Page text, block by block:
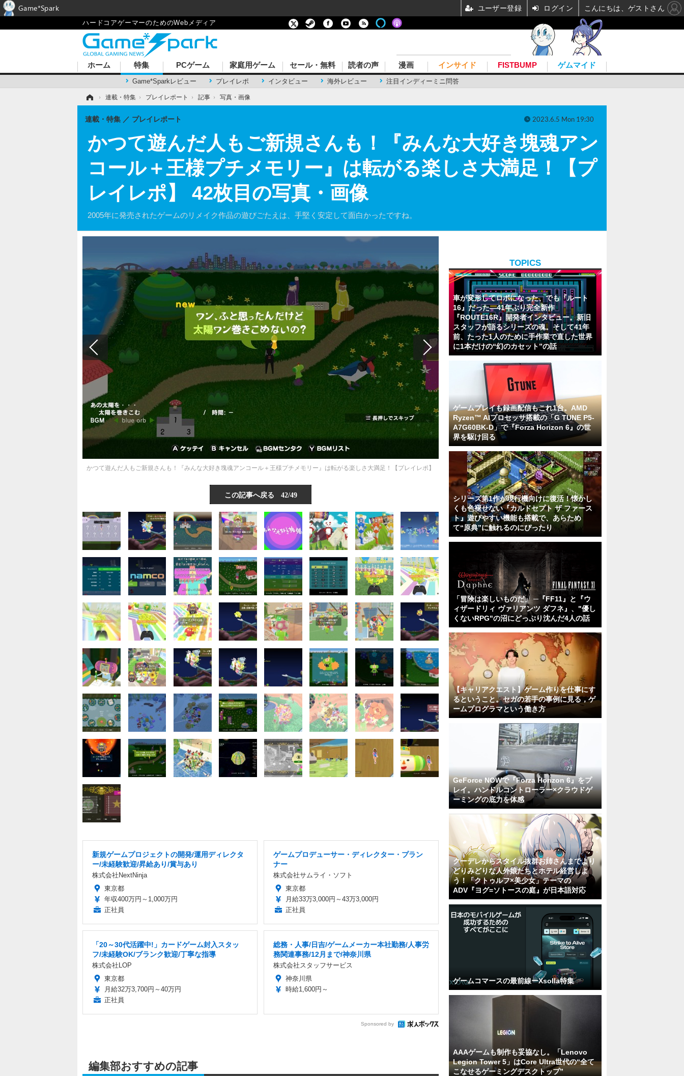
ハードコアゲーマーのためのWebメディア
ホーム 特集
Game*Sparkレビュー プレイレポ インタビュー 海外レビュー 注目インディーミニ問答
PCゲーム 家庭用ゲーム セール・無料 読者の声 漫画 インサイド FISTBUMP ゲムマイド
› 連載・特集 › プレイレポート › 記事 › 写真・画像
かつて遊んだ人もご新規さんも！『みんな大好き塊魂アン
コール＋王様プチメモリー』は転がる楽しさ大満足！【プ
レイレポ】 42枚目の写真・画像
2005年に発売されたゲームのリメイク作品の遊びごたえは、手堅く安定して面白かったですね。
連載・特集 プレイレポート 2023.6.5 Mon 19:30
かつて遊んだ人もご新規さんも！『みんな大好き塊魂アンコール＋王様プチメモリー』は転がる楽しさ大満足！【プレイレポ】
この記事へ戻る 42/49
新規ゲームプロジェクトの開発/運用ディレクタ
ー/未経験歓迎/昇給あり/賞与あり
株式会社NextNinja
東京都
年収400万円～1,000万円
正社員
ゲームプロデューサー・ディレクター・プラン
ナー
株式会社サムライ・ソフト
東京都
月給33万3,000円～43万3,000円
正社員
「20～30代活躍中!」カードゲーム封入スタッ
フ/未経験OK/ブランク歓迎/丁寧な指導
株式会社LOP
東京都
月給32万3,700円～40万円
正社員
総務・人事/日吉/ゲームメーカー本社勤務/人事労
務関連事務/12月まで/神奈川県
株式会社スタッフサービス
神奈川県
時給1,600円～
Sponsored by
編集部おすすめの記事
TOPICS
車が変形してロボになった、でも『ルート
16』だった―41年ぶり完全新作
『ROUTE16R』開発者インタビュー。新旧
スタッフが語るシリーズの魂。そして41年
前、たった1人のために手作業で直した世界
に1本だけの“幻のカセット”の話
ゲームプレイも録画配信もこれ1台。AMD
Ryzen™ AIプロセッサ搭載の「G TUNE P5-
A7G60BK-D」で『Forza Horizon 6』の世
界を駆け回る
シリーズ第1作が現行機向けに復活！懐かし
くも色褪せない『カルドセプト ザ ファース
ト』遊びやすい機能も搭載で、あらため
て“原典”に触れるのにぴったり
「冒険は楽しいものだ」 ─『FF11』と『ウ
ィザードリィ ヴァリアンツ ダフネ』、"優し
くないRPG"の沼にどっぷり沈んだ4人の話
【キャリアクエスト】ゲーム作りを仕事にす
るということ。セガの若手の事例に見る，ゲ
ームプログラマという働き方
GeForce NOWで『Forza Horizon 6』をプ
レイ。ハンドルコントローラー×クラウドゲ
ーミングの底力を体感
クーデレからスタイル抜群お姉さんまでより
どりみどりな人外娘たちとホテル経営しよ
う！「クトゥルフ×美少女」テーマの
ADV『ヨグ=ソトースの庭』が日本語対応
ゲームコマースの最前線ーXsolla特集
AAAゲームも制作も妥協なし。「Lenovo
Legion Tower 5」はCore Ultra世代の“全て
こなせるゲーミングデスクトップ”
Game*Spark ユーザー登録 ログイン こんにちは、ゲストさん